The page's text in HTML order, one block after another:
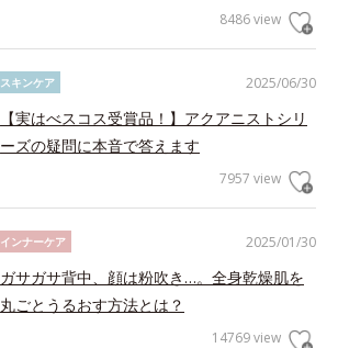
8486 view
2025/06/30
スキンケア
【実はべスコス受賞品！】アクアニストシリ
ーズの疑問に本音で答えます
7957 view
2025/01/30
インナーケア
ガサガサ背中、顔は粉吹き…。全身乾燥肌を
丸ごとうるおす方法とは？
14769 view